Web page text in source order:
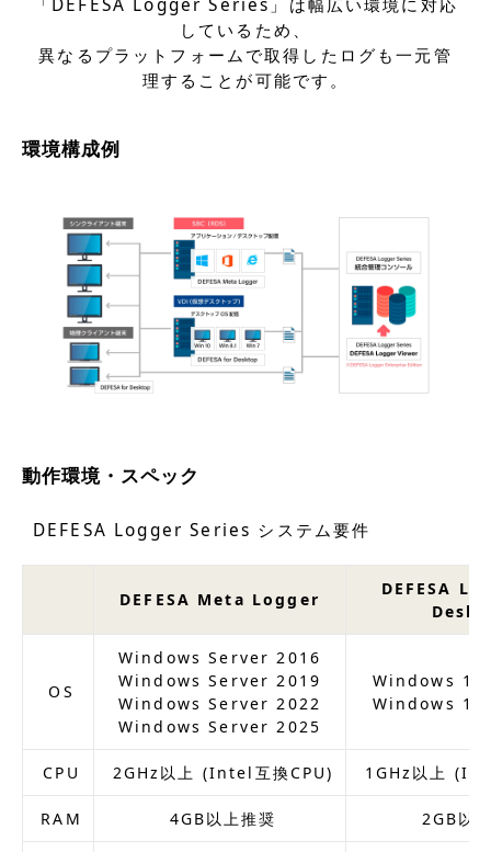
「DEFESA Logger Series」は幅広い環境に対応
しているため、
異なるプラットフォームで取得したログも一元管
理することが可能です。
環境構成例
動作環境・スペック
DEFESA Logger Series システム要件
DEFESA Meta Logger
DEFESA
OS
Windows Server 2016
Windows Server 2019
Windows Server 2022
Windows Server 2025
Windows 10
Windows 11
CPU 2GHz以上 (Intel互換CPU) 1GHz以上
RAM 4GB以上推奨 2GB以